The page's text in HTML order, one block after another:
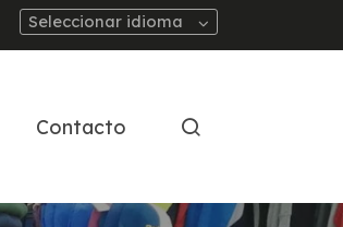
Seleccionar idioma
Contacto